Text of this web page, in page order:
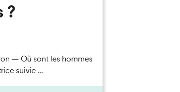
?
— Où sont les hommes
suivie ...